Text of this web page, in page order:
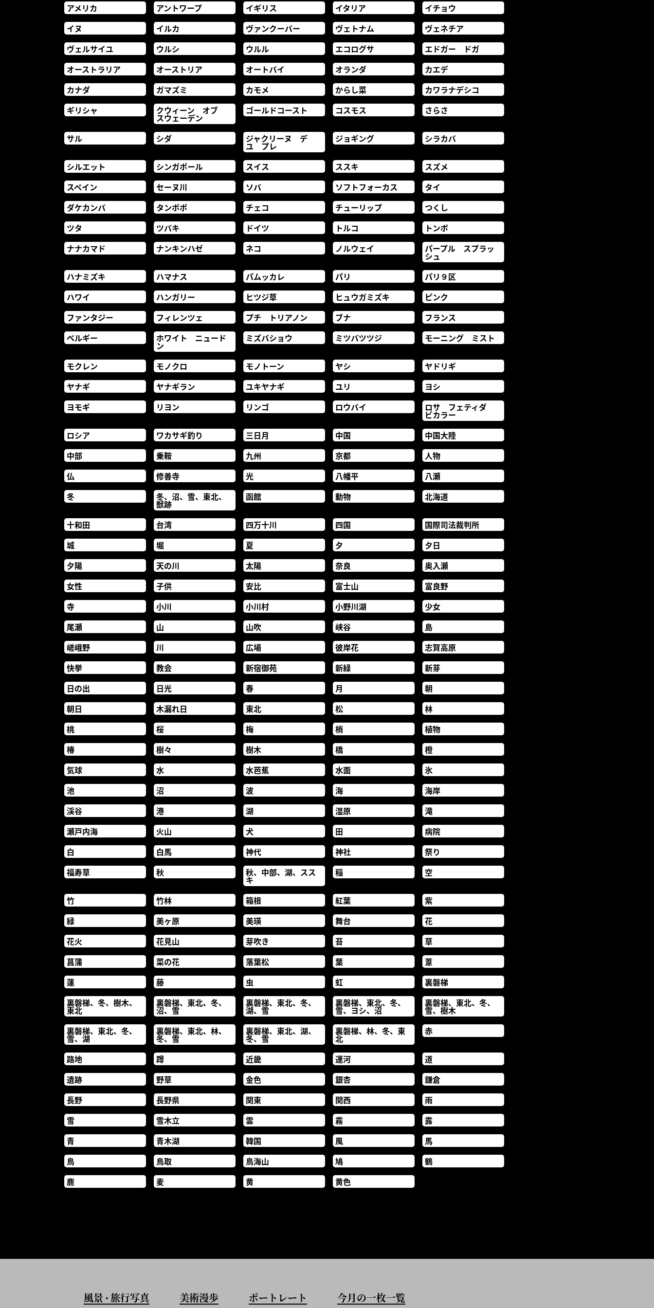
アメリカ アントワープ イギリス イタリア
イチョウ
イヌ
イルカ ヴァンクーバー ヴェトナム
ヴェネチア
ヴェルサイユ
ウルシ ウルル エコログサ
エドガー ドガ
オーストラリア
オーストリア オートバイ オランダ
カエデ
カナダ
ガマズミ カモメ からし菜
カワラナデシコ
ギリシャ
クウィーン オブ
スウェーデン
ゴールドコースト コスモス さらさ
サル シダ ジャクリーヌ デ
ユ プレ
ジョギング シラカバ
シルエット シンガポール スイス ススキ
スズメ
スペイン
セーヌ川 ソバ ソフトフォーカス
タイ
ダケカンバ
タンポポ チェコ チューリップ
つくし
ツタ
ツバキ ドイツ トルコ
トンボ
ナナカマド
ナンキンハゼ ネコ ノルウェイ パープル スプラッ
シュ
ハナミズキ
ハマナス パムッカレ パリ
パリ９区
ハワイ
ハンガリー ヒツジ草 ヒュウガミズキ
ピンク
ファンタジー
フィレンツェ プチ トリアノン ブナ
フランス
ベルギー
ホワイト ニュード
ン
ミズバショウ ミツバツツジ モーニング ミスト
モクレン モノクロ モノトーン ヤシ
ヤドリギ
ヤナギ
ヤナギラン ユキヤナギ ユリ
ヨシ
ヨモギ
リヨン リンゴ ロウバイ ロサ フェティダ
ビカラー
ロシア
ワカサギ釣り 三日月 中国
中国大陸
中部
乗鞍 九州 京都
人物
仏
修善寺 光 八幡平
八瀬
冬
冬、沼、雪、東北、
獣跡
函館 動物 北海道
十和田 台湾 四万十川 四国
国際司法裁判所
城
堀 夏 夕
夕日
夕陽
天の川 太陽 奈良
奥入瀬
女性
子供 安比 富士山
富良野
寺
小川 小川村 小野川湖
少女
尾瀬
山 山吹 峡谷
島
嵯峨野
川 広場 彼岸花
志賀高原
快挙
教会 新宿御苑 新緑
新芽
日の出
日光 春 月
朝
朝日
木漏れ日 東北 松
林
桃
桜 梅 梢
植物
椿
樹々 樹木 橋
橙
気球
水 水芭蕉 水面
氷
池
沼 波 海
海岸
渓谷
港 湖 湿原
滝
瀬戸内海
火山 犬 田
病院
白
白馬 神代 神社
祭り
福寿草
秋 秋、中部、湖、スス
キ
稲 空
竹 竹林 箱根 紅葉
紫
緑
美ヶ原 美瑛 舞台
花
花火
花見山 芽吹き 苔
草
菖蒲
菜の花 落葉松 葉
葦
蓮
藤 虫 虹
裏磐梯
裏磐梯、冬、樹木、
東北
裏磐梯、東北、冬、
沼、雪
裏磐梯、東北、冬、
湖、雪
裏磐梯、東北、冬、
雪、ヨシ、沼
裏磐梯、東北、冬、
雪、樹木
裏磐梯、東北、冬、
雪、湖
裏磐梯、東北、林、
冬、雪
裏磐梯、東北、湖、
冬、雪
裏磐梯、林、冬、東
北
赤
路地 蹲 近畿 運河
道
遺跡
野草 金色 銀杏
鎌倉
長野
長野県 関東 関西
雨
雪
雪木立 雲 霧
露
青
青木湖 韓国 風
馬
鳥
鳥取 鳥海山 鳩
鶴
鹿
麦 黄 黄色
風景 • 旅行写真 美術漫歩 ポートレート 今月の一枚一覧